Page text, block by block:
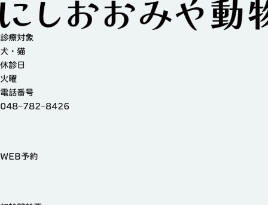
診療対象
犬・猫
休診日
火曜
電話番号
048−782−8426
WEB予約